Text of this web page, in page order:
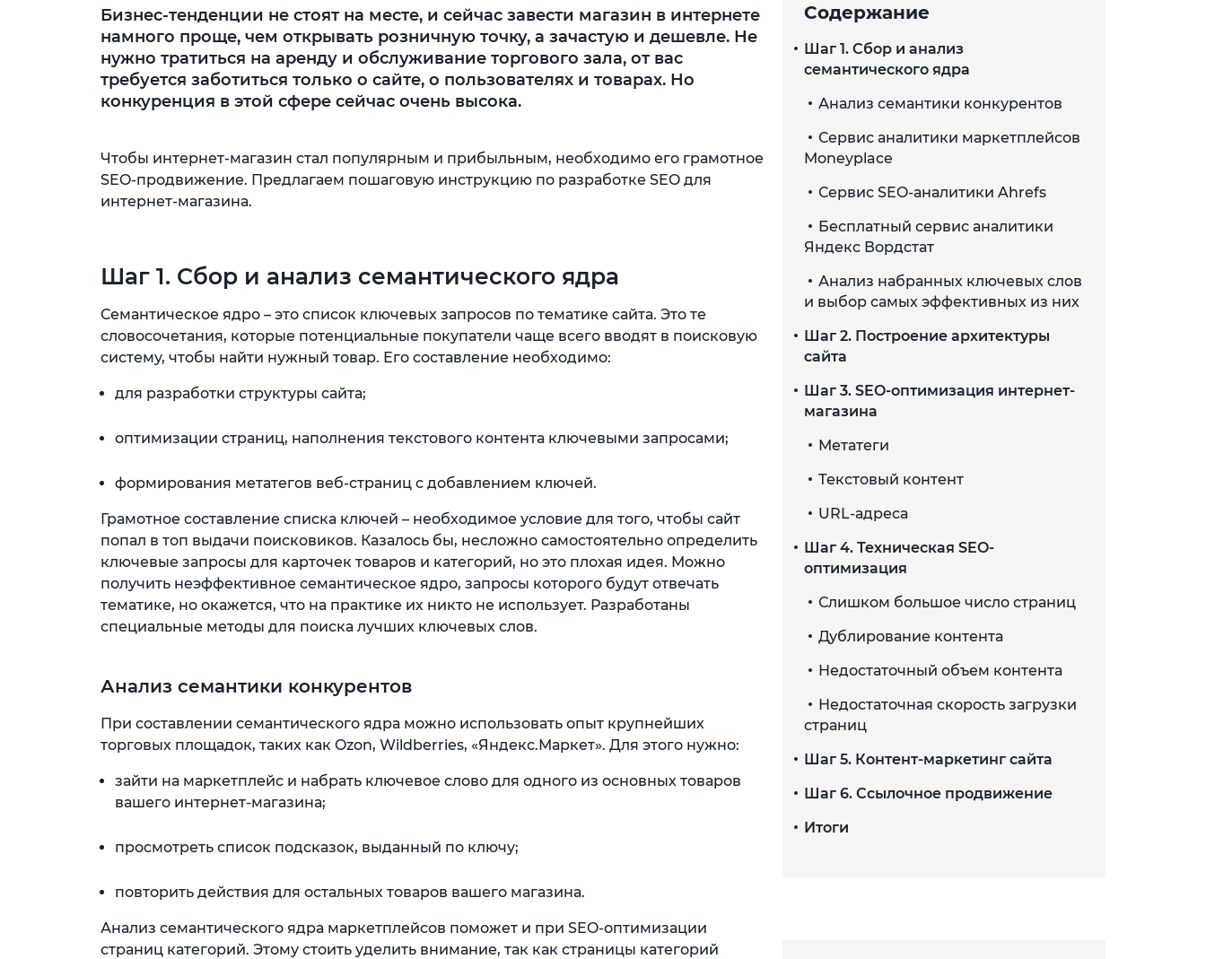
Бизнес-тенденции не стоят на месте, и сейчас завести магазин в интернете
намного проще, чем открывать розничную точку, а зачастую и дешевле. Не
нужно тратиться на аренду и обслуживание торгового зала, от вас
требуется заботиться только о сайте, о пользователях и товарах. Но
конкуренция в этой сфере сейчас очень высока.
Чтобы интернет-магазин стал популярным и прибыльным, необходимо его грамотное
SEO-продвижение. Предлагаем пошаговую инструкцию по разработке SEO для
интернет-магазина.
Шаг 1. Сбор и анализ семантического ядра
Семантическое ядро – это список ключевых запросов по тематике сайта. Это те
словосочетания, которые потенциальные покупатели чаще всего вводят в поисковую
систему, чтобы найти нужный товар. Его составление необходимо:
для разработки структуры сайта;
оптимизации страниц, наполнения текстового контента ключевыми запросами;
формирования метатегов веб-страниц с добавлением ключей.
Грамотное составление списка ключей – необходимое условие для того, чтобы сайт
попал в топ выдачи поисковиков. Казалось бы, несложно самостоятельно определить
ключевые запросы для карточек товаров и категорий, но это плохая идея. Можно
получить неэффективное семантическое ядро, запросы которого будут отвечать
тематике, но окажется, что на практике их никто не использует. Разработаны
специальные методы для поиска лучших ключевых слов.
Анализ семантики конкурентов
При составлении семантического ядра можно использовать опыт крупнейших
торговых площадок, таких как Ozon, Wildberries, «Яндекс.Маркет». Для этого нужно:
зайти на маркетплейс и набрать ключевое слово для одного из основных товаров
вашего интернет-магазина;
просмотреть список подсказок, выданный по ключу;
повторить действия для остальных товаров вашего магазина.
Анализ семантического ядра маркетплейсов поможет и при SEO-оптимизации
страниц категорий. Этому стоить уделить внимание, так как страницы категорий
Содержание
Шаг 1. Сбор и анализ
семантического ядра
Анализ семантики конкурентов
Сервис аналитики маркетплейсов
Moneyplace
Сервис SEO-аналитики Ahrefs
Бесплатный сервис аналитики
Яндекс Вордстат
Анализ набранных ключевых слов
и выбор самых эффективных из них
Шаг 2. Построение архитектуры
сайта
Шаг 3. SEO-оптимизация интернет-
магазина
Метатеги
Текстовый контент
URL-адреса
Шаг 4. Техническая SEO-
оптимизация
Слишком большое число страниц
Дублирование контента
Недостаточный объем контента
Недостаточная скорость загрузки
страниц
Шаг 5. Контент-маркетинг сайта
Шаг 6. Ссылочное продвижение
Итоги